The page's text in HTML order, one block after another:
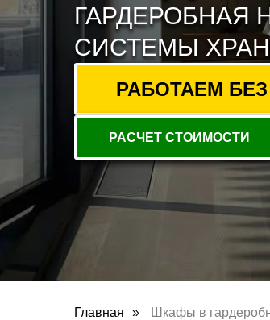
ГАРДЕРОБНАЯ
СИСТЕМЫ
РАБОТАЕМ
РАСЧЕТ СТОИМОСТИ
Главная » Шкафы в